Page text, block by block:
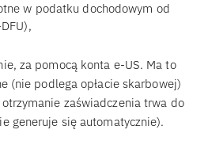
w podatku dochodowym od
za pomocą konta e-US. Ma to
(nie podlega opłacie skarbowej)
zaświadczenia trwa do
generuje się automatycznie).